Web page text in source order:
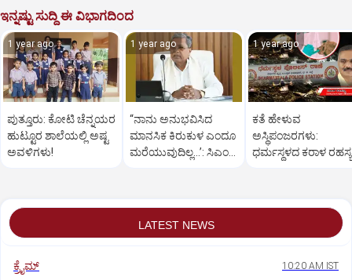
ಇನ್ನಷ್ಟು ಸುದ್ದಿ ಈ ವಿಭಾಗದಿಂದ
1 year ago
ಪುತ್ತೂರು: ಕೋಟಿ ಚೆನ್ನಯರ
ಹುಟ್ಟೂರ ಶಾಲೆಯಲ್ಲಿ ಅಷ್ಟ
ಅವಳಿಗಳು!
1 year ago
“ನಾನು ಅನುಭವಿಸಿದ
ಮಾನಸಿಕ ಕಿರುಕುಳ ಎಂದೂ
ಮರೆಯುವುದಿಲ್ಲ…’: ಸಿಎಂ
1 year ago
ಕತೆ ಹೇಳುವ
ಅಸ್ಥಿಪಂಜರಗಳು:
ಧರ್ಮಸ್ಥಳದ‌ ಕರಾಳ ರಹಸ್ಯ
LATEST NEWS
ಕ್ರೈಮ್ 10:20 AM IST